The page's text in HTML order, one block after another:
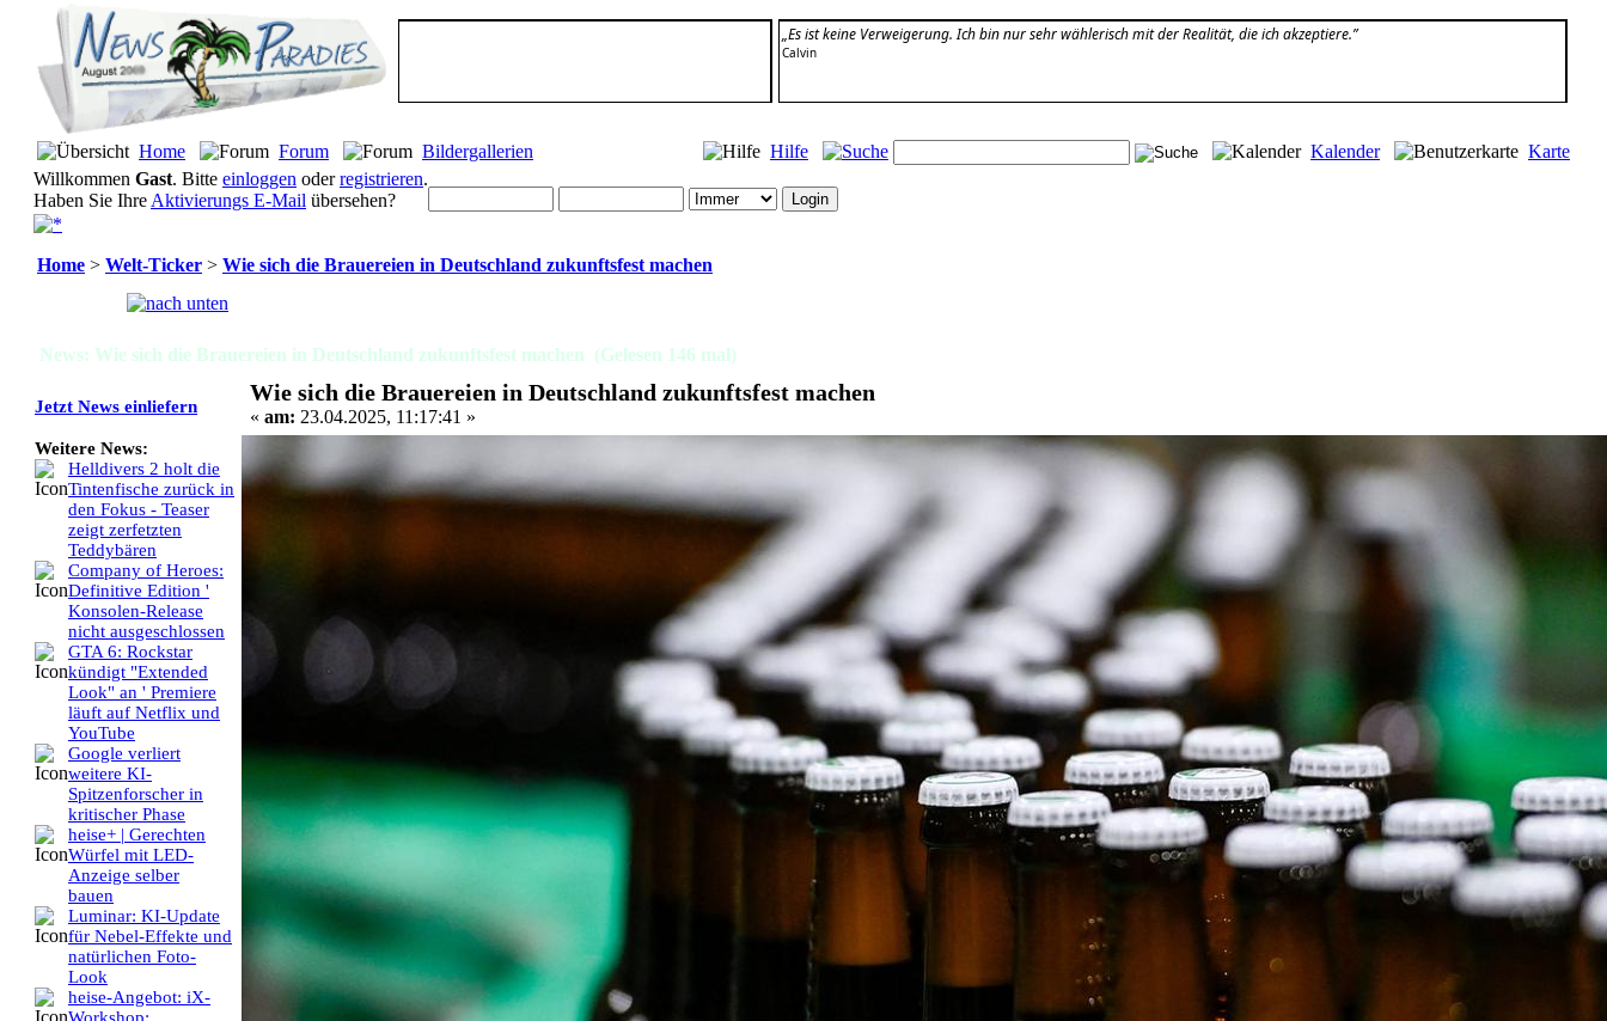
„Es ist keine Verweigerung. Ich bin nur sehr wählerisch mit der Realität, die ich akzeptiere.”
Calvin
Home Forum Bildergallerien Hilfe Kalender
Karte
Willkommen Gast. Bitte einloggen oderregistrieren.
Haben Sie Ihre Aktivierungs E-Mail übersehen?
Home > Welt-Ticker > Wie sich die Brauereien in Deutschland zukunftsfest machen
News: Wie sich die Brauereien in Deutschland zukunftsfest machen (Gelesen 146 mal)
Jetzt News einliefern
Weitere News:
Helldivers 2 holt die
Tintenfische zurück in
den Fokus - Teaser
zeigt zerfetzten
Teddybären
Company of Heroes:
Definitive Edition '
Konsolen-Release
nicht ausgeschlossen
GTA 6: Rockstar
kündigt "Extended
Look" an ' Premiere
läuft auf Netflix und
YouTube
Google verliert
weitere KI-
Spitzenforscher in
kritischer Phase
heise+ | Gerechten
Würfel mit LED-
Anzeige selber
bauen
Luminar: KI-Update
für Nebel-Effekte und
natürlichen Foto-
Look
heise-Angebot: iX-
Wie sich die Brauereien in Deutschland zukunftsfest machen
« am: 23.04.2025, 11:17:41 »